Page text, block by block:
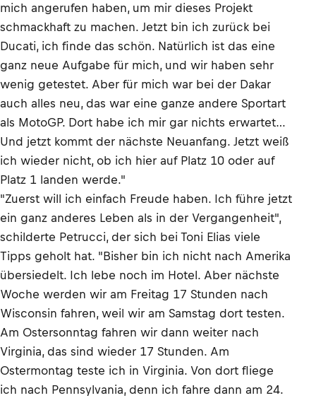
mich angerufen haben, um mir dieses Projekt
schmackhaft zu machen. Jetzt bin ich zurück bei
Ducati, ich finde das schön. Natürlich ist das eine
ganz neue Aufgabe für mich, und wir haben sehr
wenig getestet. Aber für mich war bei der Dakar
auch alles neu, das war eine ganze andere Sportart
als MotoGP. Dort habe ich mir gar nichts erwartet…
Und jetzt kommt der nächste Neuanfang. Jetzt weiß
ich wieder nicht, ob ich hier auf Platz 10 oder auf
Platz 1 landen werde."
"Zuerst will ich einfach Freude haben. Ich führe jetzt
ein ganz anderes Leben als in der Vergangenheit",
schilderte Petrucci, der sich bei Toni Elias viele
Tipps geholt hat. "Bisher bin ich nicht nach Amerika
übersiedelt. Ich lebe noch im Hotel. Aber nächste
Woche werden wir am Freitag 17 Stunden nach
Wisconsin fahren, weil wir am Samstag dort testen.
Am Ostersonntag fahren wir dann weiter nach
Virginia, das sind wieder 17 Stunden. Am
Ostermontag teste ich in Virginia. Von dort fliege
ich nach Pennsylvania, denn ich fahre dann am 24.